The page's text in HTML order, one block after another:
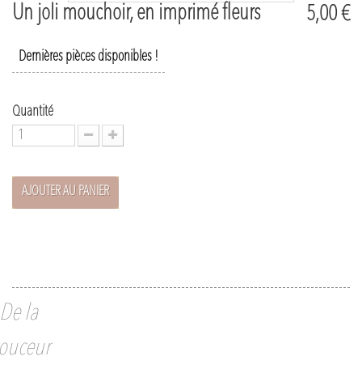
Un joli mouchoir, en imprimé fleurs 5,00 €
Dernières pièces disponibles !
Quantité
AJOUTER AU PANIER
la